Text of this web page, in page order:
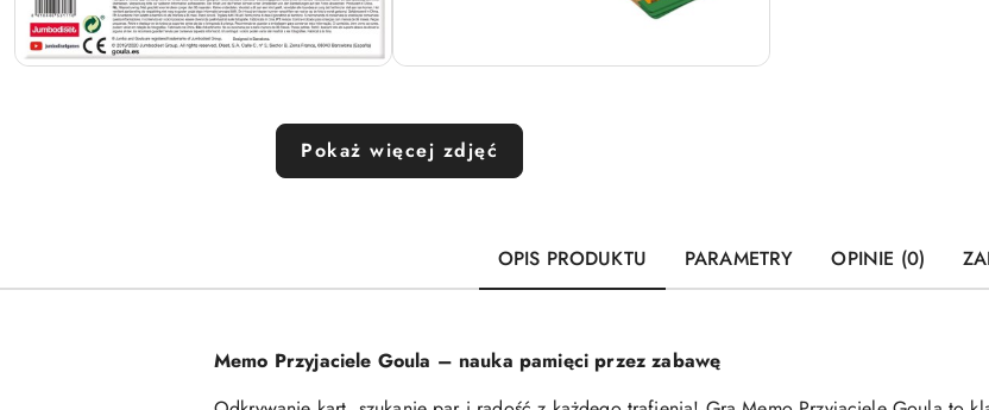
Pokaż więcej zdjęć
OPIS PRODUKTU PARAMETRY OPINIE (0)
Memo Przyjaciele Goula – nauka pamięci przez zabawę